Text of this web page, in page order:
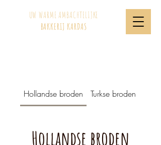
UW WARME AMBACHTELIJKE
BAKKERIJ KARDAS
Hollandse broden Turkse broden
Hollandse broden